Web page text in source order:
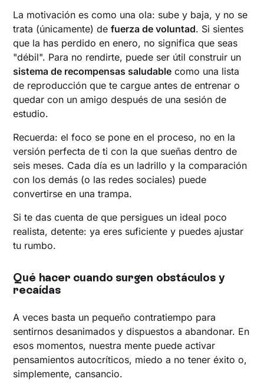
La motivación es como una ola: sube y baja, y no se
trata (únicamente) defuerza de voluntad. Si sientes
que la has perdido en enero, no significa que seas
"débil". Para no rendirte, puede ser útil construir un
sistema de recompensas saludable como una lista
de reproducción que te cargue antes de entrenar o
quedar con un amigo después de una sesión de
estudio.
Recuerda: el foco se pone en el proceso, no en la
versión perfecta de ti con la que sueñas dentro de
seis meses. Cada día es un ladrillo y la comparación
con los demás (o las redes sociales) puede
convertirse en una trampa.
Si te das cuenta de que persigues un ideal poco
realista, detente: ya eres suficiente y puedes ajustar
tu rumbo.
Qué hacer cuando surgen obstáculos y
recaídas
A veces basta un pequeño contratiempo para
sentirnos desanimados y dispuestos a abandonar. En
esos momentos, nuestra mente puede activar
pensamientos autocríticos, miedo a no tener éxito o,
simplemente, cansancio.